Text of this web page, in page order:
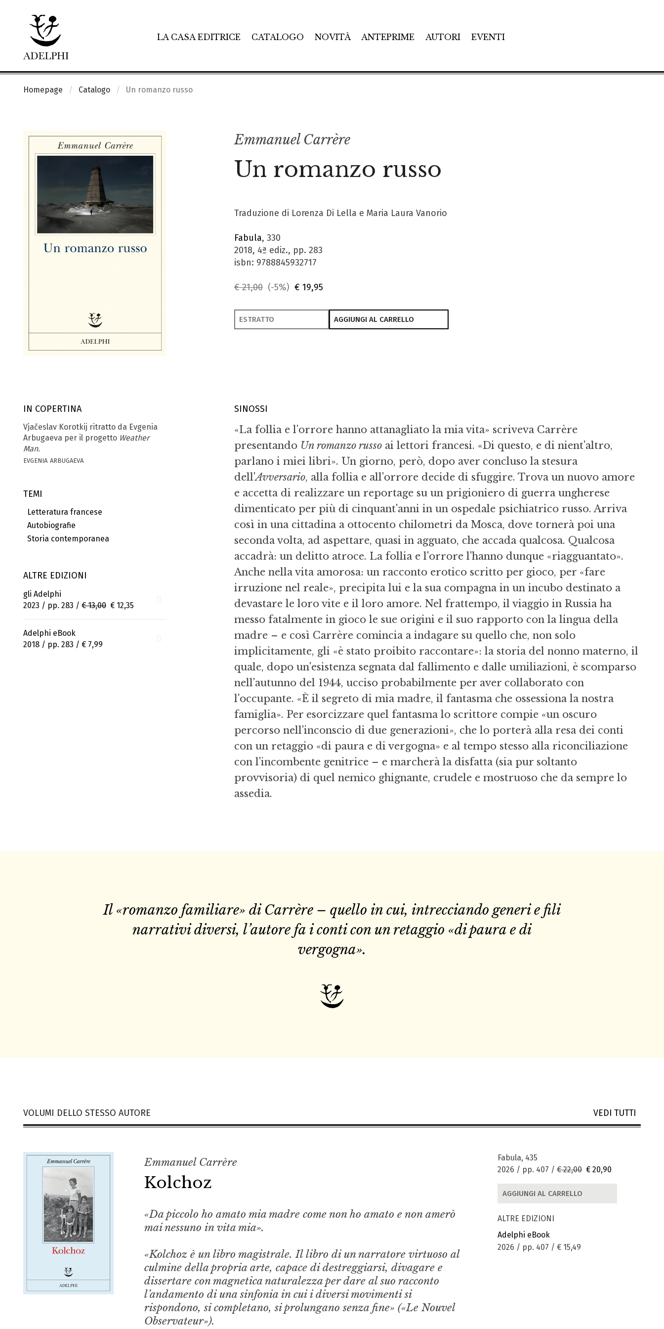
LA CASA EDITRICE CATALOGO NOVITÀ ANTEPRIME AUTORI EVENTI
Homepage Catalogo Un romanzo russo
Emmanuel Carrère
Un romanzo russo
Traduzione di Lorenza Di Lella e Maria Laura Vanorio
Fabula, 330
2018, 4ª ediz., pp. 283
isbn: 9788845932717
€ 21,00 (-5%) € 19,95
ESTRATTO AGGIUNGI AL CARRELLO
IN COPERTINA
Vjačeslav Korotkij ritratto da Evgenia
Arbugaeva per il progetto Weather
Man.
evgenia arbugaeva
TEMI
Letteratura francese
Autobiografie
Storia contemporanea
ALTRE EDIZIONI
gli Adelphi
2023 / pp. 283 / € 13,00 € 12,35
Adelphi eBook
2018 / pp. 283 / € 7,99
SINOSSI
«La follia e l'orrore hanno attanagliato la mia vita» scriveva Carrère
presentando Un romanzo russoai lettori francesi. «Di questo, e di nient'altro,
parlano i miei libri». Un giorno, però, dopo aver concluso la stesura
dell'Avversario, alla follia e all'orrore decide di sfuggire. Trova un nuovo amore
e accetta di realizzare un reportage su un prigioniero di guerra ungherese
dimenticato per più di cinquant'anni in un ospedale psichiatrico russo. Arriva
così in una cittadina a ottocento chilometri da Mosca, dove tornerà poi una
seconda volta, ad aspettare, quasi in agguato, che accada qualcosa. Qualcosa
accadrà: un delitto atroce. La follia e l'orrore l'hanno dunque «riagguantato».
Anche nella vita amorosa: un racconto erotico scritto per gioco, per «fare
irruzione nel reale», precipita lui e la sua compagna in un incubo destinato a
devastare le loro vite e il loro amore. Nel frattempo, il viaggio in Russia ha
messo fatalmente in gioco le sue origini e il suo rapporto con la lingua della
madre – e così Carrère comincia a indagare su quello che, non solo
implicitamente, gli «è stato proibito raccontare»: la storia del nonno materno, il
quale, dopo un'esistenza segnata dal fallimento e dalle umiliazioni, è scomparso
nell'autunno del 1944, ucciso probabilmente per aver collaborato con
l'occupante. «È il segreto di mia madre, il fantasma che ossessiona la nostra
famiglia». Per esorcizzare quel fantasma lo scrittore compie «un oscuro
percorso nell'inconscio di due generazioni», che lo porterà alla resa dei conti
con un retaggio «di paura e di vergogna» e al tempo stesso alla riconciliazione
con l'incombente genitrice – e marcherà la disfatta (sia pur soltanto
provvisoria) di quel nemico ghignante, crudele e mostruoso che da sempre lo
assedia.
Il «romanzo familiare» di Carrère – quello in cui, intrecciando generi e fili
narrativi diversi, l’autore fa i conti con un retaggio «di paura e di
vergogna».
VOLUMI DELLO STESSO AUTORE VEDI TUTTI
Emmanuel Carrère
Kolchoz
«Da piccolo ho amato mia madre come non ho amato e non amerò
mai nessuno in vita mia».
«Kolchoz è un libro magistrale. Il libro di un narratore virtuoso al
culmine della propria arte, capace di destreggiarsi, divagare e
dissertare con magnetica naturalezza per dare al suo racconto
l’andamento di una sinfonia in cui i diversi movimenti si
rispondono, si completano, si prolungano senza fine» («Le Nouvel
Observateur»).
Fabula, 435
2026 / pp. 407 / € 22,00 € 20,90
AGGIUNGI AL CARRELLO
ALTRE EDIZIONI
Adelphi eBook
2026 / pp. 407 / € 15,49